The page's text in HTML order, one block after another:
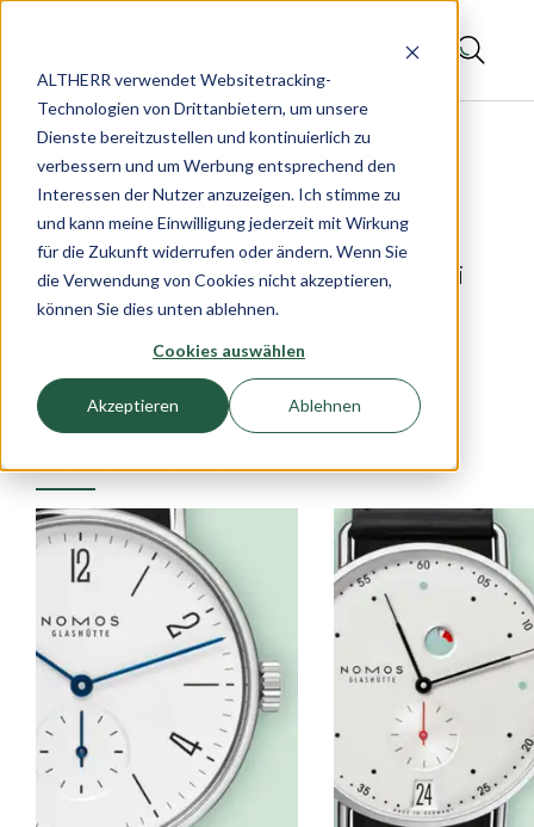
ALTHERR verwendet Websitetracking-
Technologien von Drittanbietern, um unsere
Dienste bereitzustellen und kontinuierlich zu
verbessern und um Werbung entsprechend den
Interessen der Nutzer anzuzeigen. Ich stimme zu
und kann meine Einwilligung jederzeit mit Wirkung
für die Zukunft widerrufen oder ändern. Wenn Sie
die Verwendung von Cookies nicht akzeptieren,
können Sie dies unten ablehnen.
Cookies auswählen
Akzeptieren Ablehnen
NOMOS Glashütte Uhren –
Handgefertigt in Deutschland bei
ALTHERR entdecken
Unsere NOMOS